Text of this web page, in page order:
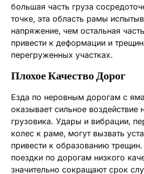
большая часть груза
точке‚ эта область рамы
напряжение‚ чем остальная
привести к деформации и
перегруженных участках.
Плохое Качество Дорог
Езда по неровным дорогам с
оказывает сильное воздействие
грузовика. Удары и вибрации‚
колес к раме‚ могут вызвать
привести к образованию
поездки по дорогам низкого
значительно сокращают срок